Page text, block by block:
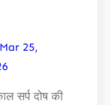
Mar 25,
सर्प दोष की